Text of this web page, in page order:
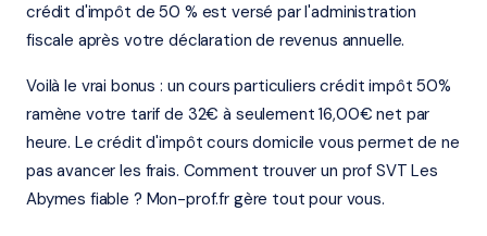
crédit d'impôt de 50 % est versé par l'administration
fiscale après votre déclaration de revenus annuelle.
Voilà le vrai bonus : un cours particuliers crédit impôt 50%
ramène votre tarif de 32€ à seulement 16,00€ net par
heure. Le crédit d'impôt cours domicile vous permet de ne
pas avancer les frais. Comment trouver un prof SVT Les
Abymes fiable ? Mon-prof.fr gère tout pour vous.